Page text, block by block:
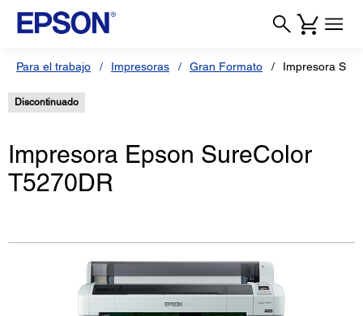
Para el trabajo Impresoras Gran Formato Impresora
Discontinuado
Impresora Epson SureColor
T5270DR